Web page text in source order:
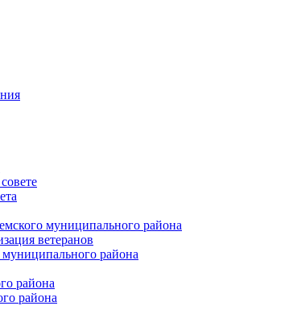
муниципального района
ветеранов
района
района
района